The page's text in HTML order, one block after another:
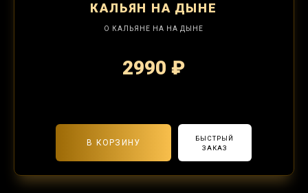
КАЛЬЯН НА ДЫНЕ
О КАЛЬЯНЕ НА НА ДЫНЕ
2990 ₽
В КОРЗИНУ
БЫСТРЫЙ
ЗАКАЗ